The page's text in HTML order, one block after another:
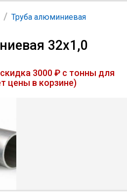
Труба алюминиевая
32х1,0
3000 ₽ с тонны для
цены в корзине)